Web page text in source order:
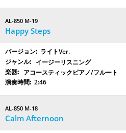
AL-850 M-19
Happy Steps
ライトVer.
イージーリスニング
アコースティックピアノ/フルート
2:46
AL-850 M-18
Calm Afternoon